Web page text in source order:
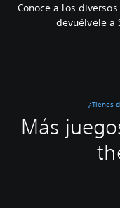
Conoce a los
devuélvele a
¿Tienes
Más